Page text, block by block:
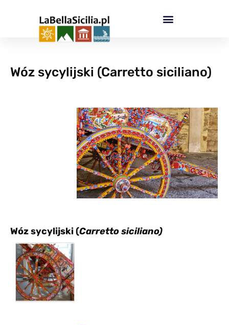
Wóz sycylijski (Carretto siciliano)
Wóz sycylijski (Carretto siciliano)